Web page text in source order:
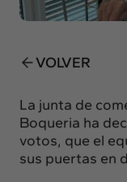
VOLVER
La junta de
Boqueria ha
votos, que el
sus puertas en